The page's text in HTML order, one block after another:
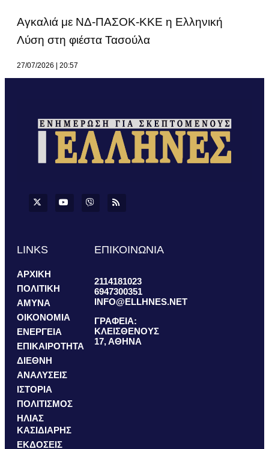
Αγκαλιά με ΝΔ-ΠΑΣΟΚ-ΚΚΕ η Ελληνική
Λύση στη φιέστα Τασούλα
27/07/2026 20:57
LINKS
ΑΡΧΙΚΗ
ΠΟΛΙΤΙΚΗ
ΑΜΥΝΑ
ΟΙΚΟΝΟΜΙΑ
ΕΝΕΡΓΕΙΑ
ΕΠΙΚΑΙΡΟΤΗΤΑ
ΔΙΕΘΝΗ
ΑΝΑΛΥΣΕΙΣ
ΙΣΤΟΡΙΑ
ΠΟΛΙΤΙΣΜΟΣ
ΗΛΙΑΣ
ΚΑΣΙΔΙΑΡΗΣ
ΕΚΔΟΣΕΙΣ
ΕΠΙΚΟΙΝΩΝΙΑ
2114181023
6947300351
INFO@ELLHNES.NET
ΓΡΑΦΕΙΑ:
ΚΛΕΙΣΘΕΝΟΥΣ
17, ΑΘΗΝΑ